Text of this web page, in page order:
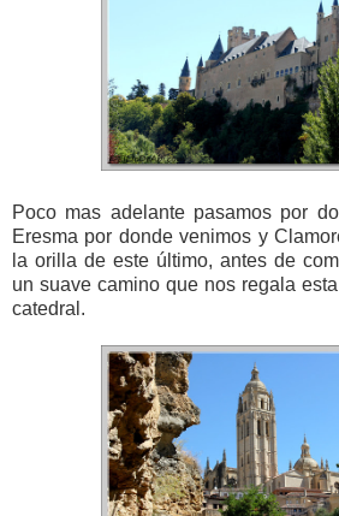
Poco mas adelante pasamos por
Eresma por donde venimos y
la orilla de este último, antes de
un suave camino que nos regala
catedral.